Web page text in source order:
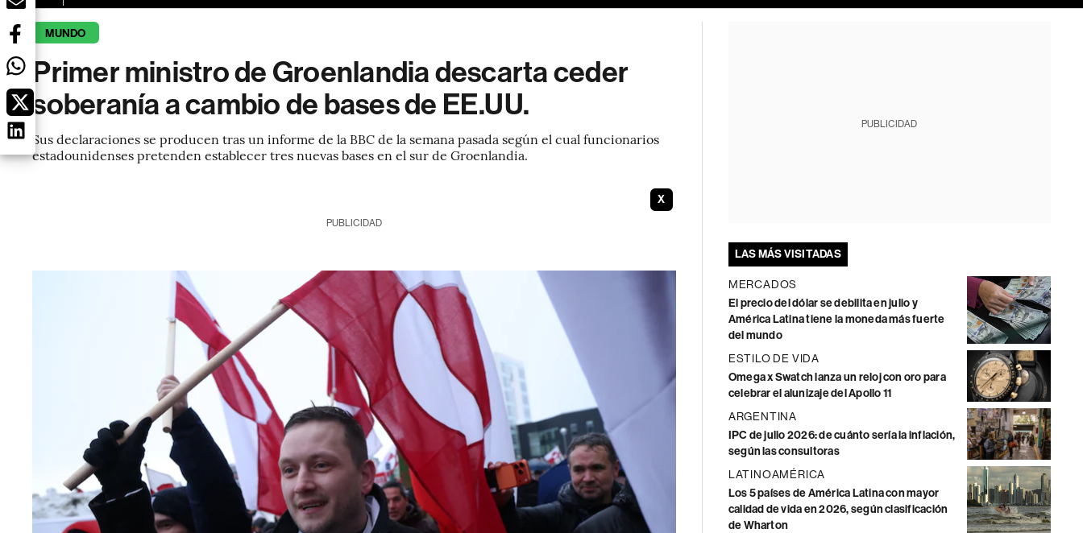
MUNDO
Primer ministro de Groenlandia descarta ceder
soberanía a cambio de bases de EE.UU.
Sus declaraciones se producen tras un informe de la BBC de la semana pasada según el cual funcionarios
estadounidenses pretenden establecer tres nuevas bases en el sur de Groenlandia.
X
PUBLICIDAD
PUBLICIDAD
LAS MÁS VISITADAS
MERCADOS
El precio del dólar se debilita en julio y
América Latina tiene la moneda más fuerte
del mundo
ESTILO DE VIDA
Omega x Swatch lanza un reloj con oro para
celebrar el alunizaje del Apollo 11
ARGENTINA
IPC de julio 2026: de cuánto sería la inflación,
según las consultoras
LATINOAMÉRICA
Los 5 países de América Latina con mayor
calidad de vida en 2026, según clasificación
de Wharton